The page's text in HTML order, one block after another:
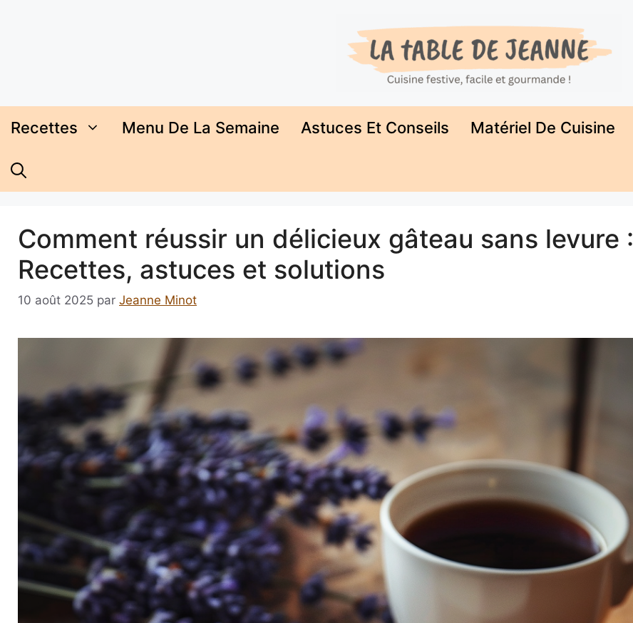
Recettes Menu De La Semaine Astuces Et Conseils Matériel De Cuisine
Comment réussir un délicieux gâteau sans levure :
Recettes, astuces et solutions
10 août 2025 par Jeanne Minot